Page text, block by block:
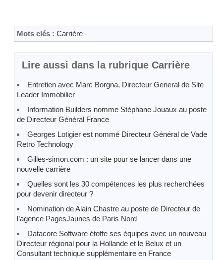
Mots clés : Carrière -
Lire aussi dans la rubrique Carrière
Entretien avec Marc Borgna, Directeur General de Site
Leader Immobilier
Information Builders nomme Stéphane Jouaux au poste
de Directeur Général France
Georges Lotigier est nommé Directeur Général de Vade
Retro Technology
Gilles-simon.com : un site pour se lancer dans une
nouvelle carrière
Quelles sont les 30 compétences les plus recherchées
pour devenir directeur ?
Nomination de Alain Chastre au poste de Directeur de
l’agence PagesJaunes de Paris Nord
Datacore Software étoffe ses équipes avec un nouveau
Directeur régional pour la Hollande et le Belux et un
Consultant technique supplémentaire en France